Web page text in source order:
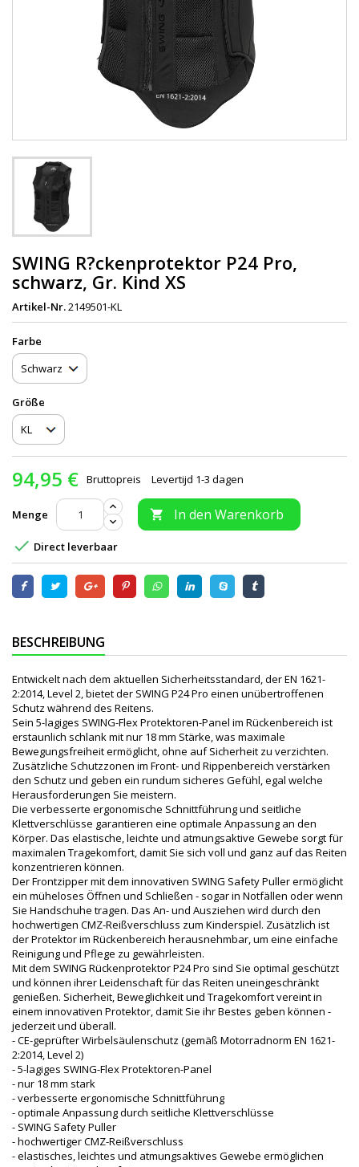
SWING R?ckenprotektor P24 Pro,
schwarz, Gr. Kind XS
Artikel-Nr.2149501-KL
Farbe
Größe
94,95 € Bruttopreis Levertijd 1-3 dagen
Menge  In den Warenkorb
 Direct leverbaar
BESCHREIBUNG
Entwickelt nach dem aktuellen Sicherheitsstandard, der EN 1621-
2:2014, Level 2, bietet der SWING P24 Pro einen unübertroffenen
Schutz während des Reitens.
Sein 5-lagiges SWING-Flex Protektoren-Panel im Rückenbereich ist
erstaunlich schlank mit nur 18 mm Stärke, was maximale
Bewegungsfreiheit ermöglicht, ohne auf Sicherheit zu verzichten.
Zusätzliche Schutzzonen im Front- und Rippenbereich verstärken
den Schutz und geben ein rundum sicheres Gefühl, egal welche
Herausforderungen Sie meistern.
Die verbesserte ergonomische Schnittführung und seitliche
Klettverschlüsse garantieren eine optimale Anpassung an den
Körper. Das elastische, leichte und atmungsaktive Gewebe sorgt für
maximalen Tragekomfort, damit Sie sich voll und ganz auf das Reiten
konzentrieren können.
Der Frontzipper mit dem innovativen SWING Safety Puller ermöglicht
ein müheloses Öffnen und Schließen - sogar in Notfällen oder wenn
Sie Handschuhe tragen. Das An- und Ausziehen wird durch den
hochwertigen CMZ-Reißverschluss zum Kinderspiel. Zusätzlich ist
der Protektor im Rückenbereich herausnehmbar, um eine einfache
Reinigung und Pflege zu gewährleisten.
Mit dem SWING Rückenprotektor P24 Pro sind Sie optimal geschützt
und können ihrer Leidenschaft für das Reiten uneingeschränkt
genießen. Sicherheit, Beweglichkeit und Tragekomfort vereint in
einem innovativen Protektor, damit Sie ihr Bestes geben können -
jederzeit und überall.
- CE-geprüfter Wirbelsäulenschutz (gemäß Motorradnorm EN 1621-
2:2014, Level 2)
- 5-lagiges SWING-Flex Protektoren-Panel
- nur 18 mm stark
- verbesserte ergonomische Schnittführung
- optimale Anpassung durch seitliche Klettverschlüsse
- SWING Safety Puller
- hochwertiger CMZ-Reißverschluss
- elastisches, leichtes und atmungsaktives Gewebe ermöglichen